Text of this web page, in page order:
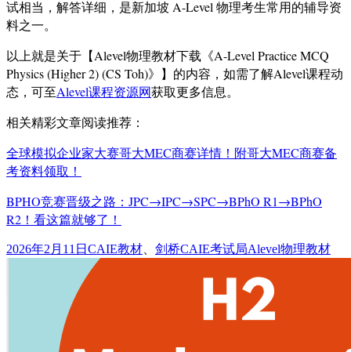
试相当，解答详细，是新加坡 A-Level 物理考生常用的辅导资
料之一。
以上就是关于【Alevel物理教材下载《A-Level Practice MCQ
Physics (Higher 2) (CS Toh)》】的内容，如需了解Alevel课程动
态，可至Alevel课程资源网获取更多信息。
相关精彩文章阅读推荐：
全球模拟企业家大赛哥大MEC商赛详情！附哥大MEC商赛备
考资料领取！
BPHO竞赛晋级之路：JPC→IPC→SPC→BPhO R1→BPhO
R2！看这篇就够了！
发
2026年2月11日 分
类
CAIE教材 剑桥CAIE考试局标
Alevel物理教材